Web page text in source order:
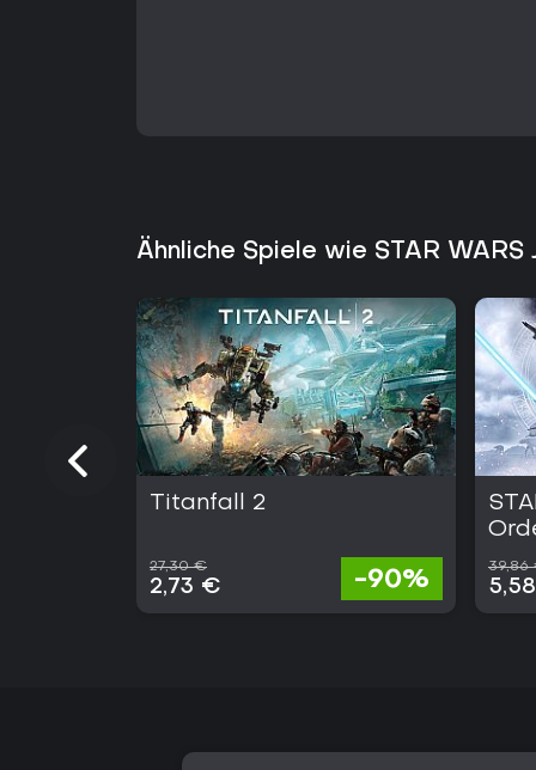
Ähnliche Spiele wie STAR
Titanfall 2
27,30 €
2,73 € -90%
39,86